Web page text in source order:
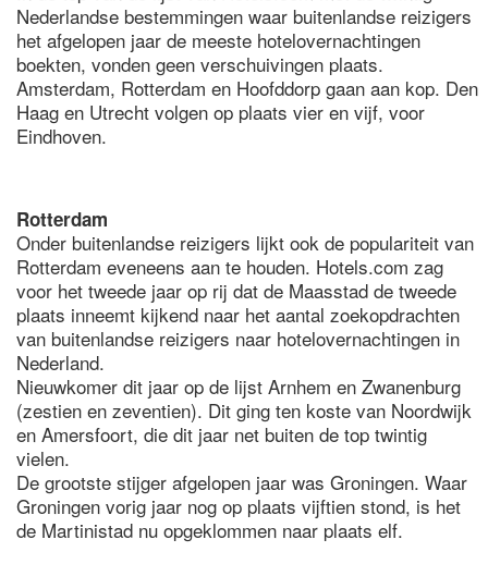
Nederlandse bestemmingen waar buitenlandse reizigers
het afgelopen jaar de meeste hotelovernachtingen
boekten, vonden geen verschuivingen plaats.
Amsterdam, Rotterdam en Hoofddorp gaan aan kop. Den
Haag en Utrecht volgen op plaats vier en vijf, voor
Eindhoven.
Rotterdam
Onder buitenlandse reizigers lijkt ook de populariteit van
Rotterdam eveneens aan te houden. Hotels.com zag
voor het tweede jaar op rij dat de Maasstad de tweede
plaats inneemt kijkend naar het aantal zoekopdrachten
van buitenlandse reizigers naar hotelovernachtingen in
Nederland.
Nieuwkomer dit jaar op de lijst Arnhem en Zwanenburg
(zestien en zeventien). Dit ging ten koste van Noordwijk
en Amersfoort, die dit jaar net buiten de top twintig
vielen.
De grootste stijger afgelopen jaar was Groningen. Waar
Groningen vorig jaar nog op plaats vijftien stond, is het
de Martinistad nu opgeklommen naar plaats elf.